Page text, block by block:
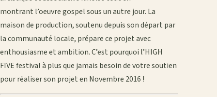
montrant l’oeuvre gospel sous un autre jour. La
maison de production, soutenu depuis son départ par
la communauté locale, prépare ce projet avec
enthousiasme et ambition. C’est pourquoi l’HIGH
FIVE festival à plus que jamais besoin de votre soutien
pour réaliser son projet en Novembre 2016 !